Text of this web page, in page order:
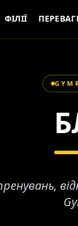
ФІЛІЇ